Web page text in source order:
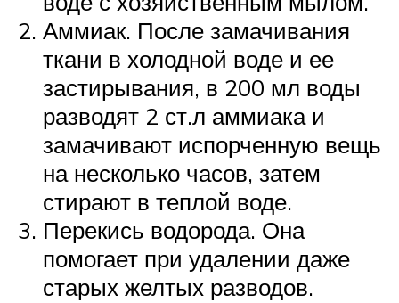
Аммиак. После замачивания
ткани в холодной воде и ее
застирывания, в 200 мл воды
разводят 2 ст.л аммиака и
замачивают испорченную вещь
на несколько часов, затем
стирают в теплой воде.
Перекись водорода. Она
помогает при удалении даже
старых желтых разводов.